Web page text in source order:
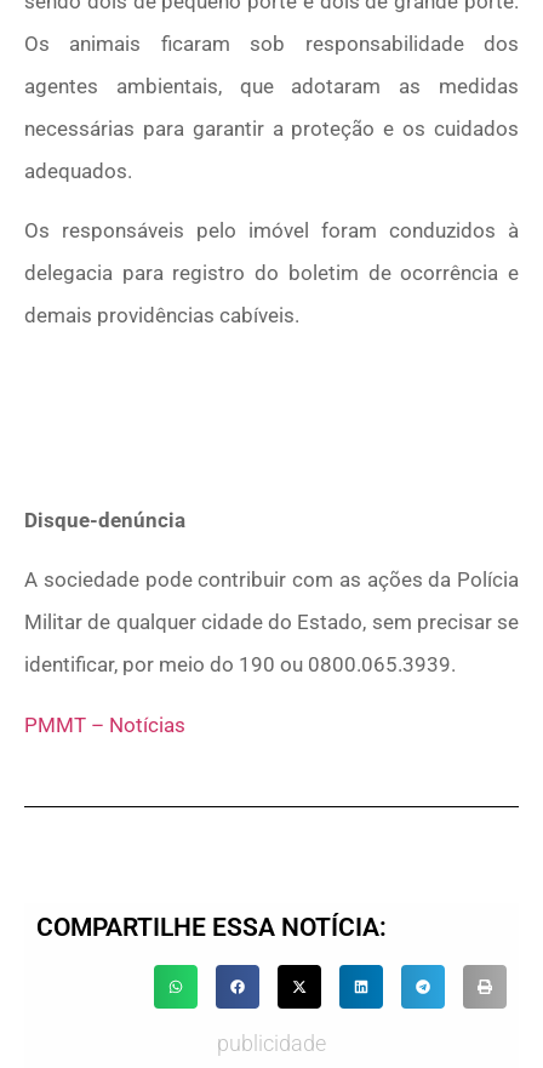
Os animais ficaram sob responsabilidade dos
agentes ambientais, que adotaram as medidas
necessárias para garantir a proteção e os cuidados
adequados.
Os responsáveis pelo imóvel foram conduzidos à
delegacia para registro do boletim de ocorrência e
demais providências cabíveis.
Disque-denúncia
A sociedade pode contribuir com as ações da Polícia
Militar de qualquer cidade do Estado, sem precisar se
identificar, por meio do 190 ou 0800.065.3939.
PMMT – Notícias
COMPARTILHE ESSA NOTÍCIA:
publicidade